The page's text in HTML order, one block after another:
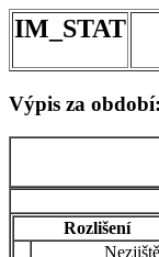
IM_STAT
Výpis za
Rozlišení